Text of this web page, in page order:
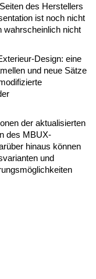
des Herstellers
ist noch nicht
wahrscheinlich nicht
Design: eine
und neue Sätze
der aktualisierten
des MBUX-
hinaus können
und